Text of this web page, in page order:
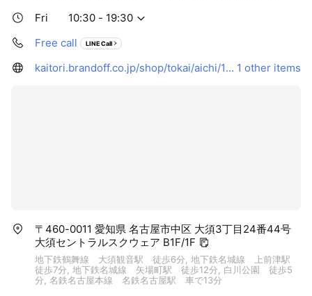
Fri
10:30 - 19:30
Free call
LINE Call
kaitori.brandoff.co.jp/shop/tokai/aichi/12510 1 other items
〒460-0011 愛知県 名古屋市中区 大須3丁目24番44号
大須セントラルスクウェア B1F/1F
地下鉄鶴舞線 大須観音駅 徒歩6分, 地下鉄名城線 上前津駅
徒歩7分, 地下鉄名城線 矢場町駅 徒歩12分, 白川公園 徒歩5
分, 名鉄名古屋本線 名鉄名古屋駅 車で13分